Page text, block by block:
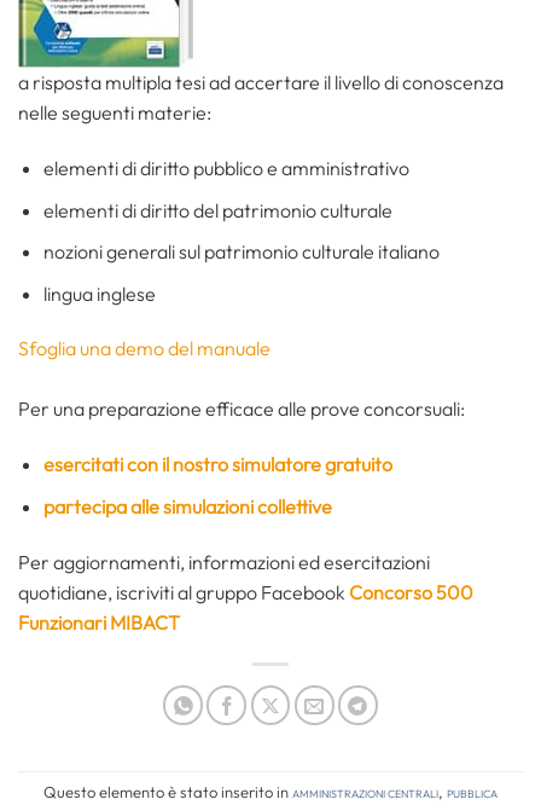
a risposta multipla tesi ad accertare il livello di conoscenza
nelle seguenti materie:
elementi di diritto pubblico e amministrativo
elementi di diritto del patrimonio culturale
nozioni generali sul patrimonio culturale italiano
lingua inglese
Sfoglia una demo del manuale
Per una preparazione efficace alle prove concorsuali:
esercitati con il nostro simulatore gratuito
partecipa alle simulazioni collettive
Per aggiornamenti, informazioni ed esercitazioni
quotidiane, iscriviti al gruppo Facebook Concorso 500
Funzionari MIBACT
Questo elemento è stato inserito in Amministrazioni Centrali, Pubblica